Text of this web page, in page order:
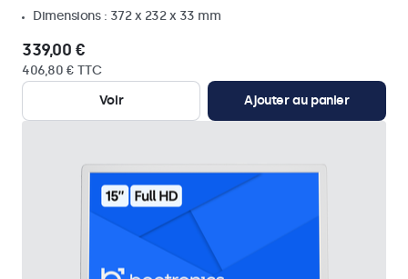
Dimensions : 372 x 232 x 33 mm
339,00 €
406,80 € TTC
Voir
Ajouter au panier